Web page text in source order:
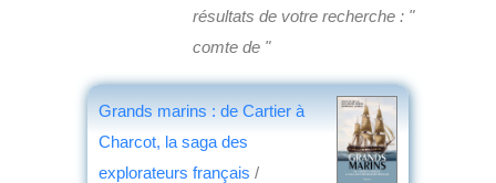
résultats de votre recherche : "
comte de "
Grands marins : de Cartier à
Charcot, la saga des
explorateurs français /